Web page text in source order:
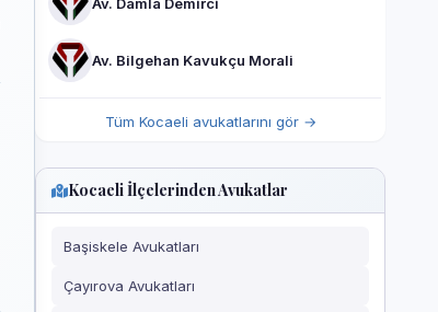
Av. Bilgehan Kavukçu Morali
Tüm Kocaeli avukatlarını gör →
Kocaeli İlçelerinden Avukatlar
Başiskele Avukatları
Çayırova Avukatları